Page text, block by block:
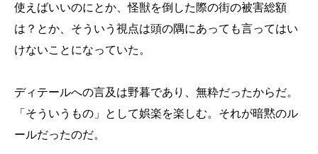
使えばいいのにとか、怪獣を倒した際の街の被害総額
は？とか、そういう視点は頭の隅にあっても言ってはい
けないことになっていた。
ディテールへの言及は野暮であり、無粋だったからだ。
「そういうもの」として娯楽を楽しむ。それが暗黙のル
ールだったのだ。